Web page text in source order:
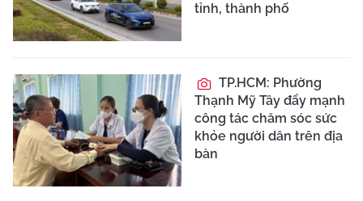
tỉnh, thành phố
TP.HCM: Phường
Thạnh Mỹ Tây đẩy mạnh
công tác chăm sóc sức
khỏe người dân trên địa
bàn